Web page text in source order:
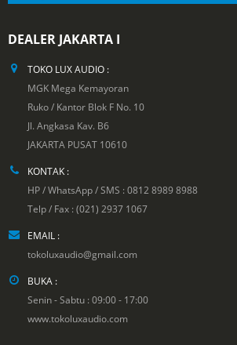
DEALER JAKARTA I
TOKO LUX AUDIO :
MGK Mega Kemayoran
Ruko / Kantor Blok F No. 10
Jl. Angkasa Kav. B6
JAKARTA PUSAT 10610
KONTAK :
HP / WhatsApp / SMS : 0812 8989 8988
Telp / Fax : (021) 2937 1067
EMAIL :
tokoluxaudio@gmail.com
BUKA :
Senin - Sabtu : 09:00 - 17:00
www.tokoluxaudio.com